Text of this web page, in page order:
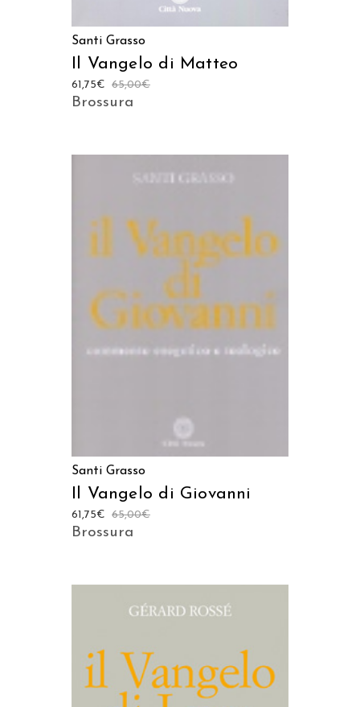
Santi Grasso
Il Vangelo di Matteo
65,00€
61,75€
Brossura
AGGIUNGI AL CARRELLO
Santi Grasso
Il Vangelo di Giovanni
65,00€
61,75€
Brossura